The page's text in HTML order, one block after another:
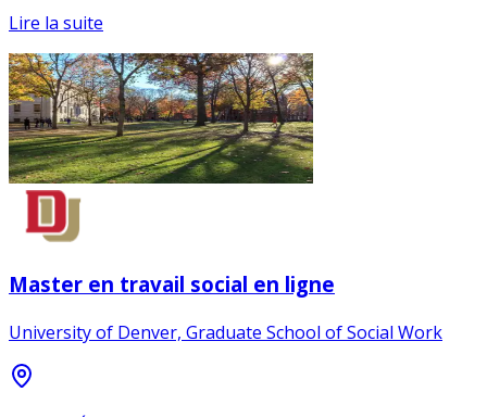
Lire la suite
Master en travail social en ligne
University of Denver, Graduate School of Social Work